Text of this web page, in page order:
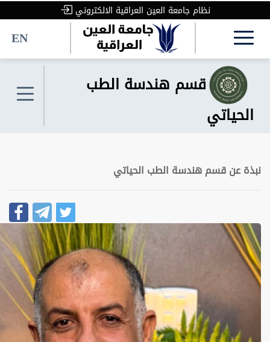
نظام جامعة العين العراقية الالكتروني
EN
قسم هندسة الطب
الحياتي
نبذة عن قسم هندسة الطب الحياتي